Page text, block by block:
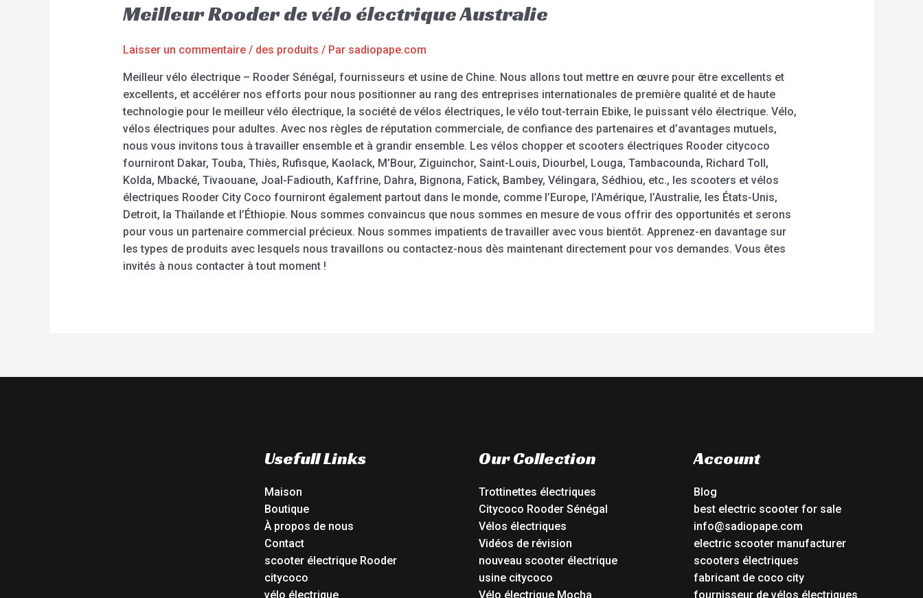
Meilleur Rooder de vélo électrique Australie
Laisser un commentaire / des produits / Par sadiopape.com
Meilleur vélo électrique – Rooder Sénégal, fournisseurs et usine de Chine. Nous allons tout mettre en œuvre pour être excellents et
excellents, et accélérer nos efforts pour nous positionner au rang des entreprises internationales de première qualité et de haute
technologie pour le meilleur vélo électrique, la société de vélos électriques, le vélo tout-terrain Ebike, le puissant vélo électrique. Vélo,
vélos électriques pour adultes. Avec nos règles de réputation commerciale, de confiance des partenaires et d’avantages mutuels,
nous vous invitons tous à travailler ensemble et à grandir ensemble. Les vélos chopper et scooters électriques Rooder citycoco
fourniront Dakar, Touba, Thiès, Rufisque, Kaolack, M’Bour, Ziguinchor, Saint-Louis, Diourbel, Louga, Tambacounda, Richard Toll,
Kolda, Mbacké, Tivaouane, Joal-Fadiouth, Kaffrine, Dahra, Bignona, Fatick, Bambey, Vélingara, Sédhiou, etc., les scooters et vélos
électriques Rooder City Coco fourniront également partout dans le monde, comme l’Europe, l’Amérique, l’Australie, les États-Unis,
Detroit, la Thaïlande et l’Éthiopie. Nous sommes convaincus que nous sommes en mesure de vous offrir des opportunités et serons
pour vous un partenaire commercial précieux. Nous sommes impatients de travailler avec vous bientôt. Apprenez-en davantage sur
les types de produits avec lesquels nous travaillons ou contactez-nous dès maintenant directement pour vos demandes. Vous êtes
invités à nous contacter à tout moment !
Usefull Links
Maison
Boutique
À propos de nous
Contact
scooter électrique Rooder
citycoco
vélo électrique
Our Collection
Trottinettes électriques
Citycoco Rooder Sénégal
Vélos électriques
Vidéos de révision
nouveau scooter électrique
usine citycoco
Vélo électrique Mocha
Account
Blog
best electric scooter for sale
info@sadiopape.com
electric scooter manufacturer
scooters électriques
fabricant de coco city
fournisseur de vélos électriques